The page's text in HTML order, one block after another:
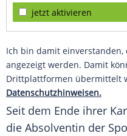
jetzt aktivieren
Ich bin damit
angezeigt werden. Damit
Drittplattformen übermittelt
Datenschutzhinweisen.
Seit dem Ende ihrer
die Absolventin der